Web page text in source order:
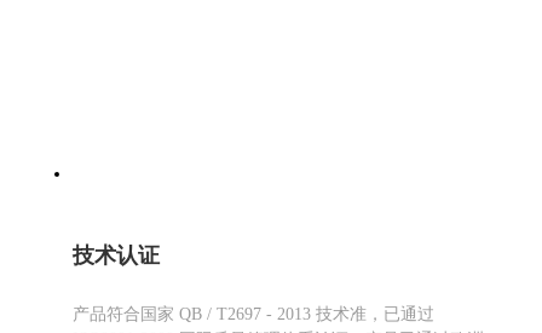
技术认证
产品符合国家 QB / T2697 - 2013 技术准，已通过